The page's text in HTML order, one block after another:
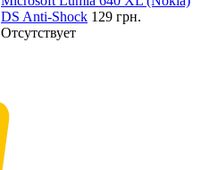
DS Anti-Shock 129 грн.
Отсутствует